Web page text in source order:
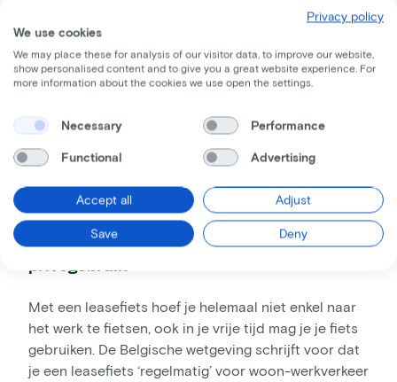
3. Een duurdere fiets voor minder geld
E-bikes nemen toe in populariteit. Dat zien wij ook:
werknemers voor een elektrische fiets op hun
de keuze van type en merk van fiets.Dat hoeft je
bovendien niet veel te kosten.
4. Voor woon-werkverkeer en voor
Met een leasefiets hoef je helemaal niet enkel naar
het werk te fietsen, ook in je vrije tijd mag je je fiets
gebruiken. De Belgische wetgeving schrijft voor dat
je een leasefiets ‘regelmatig’ voor woon-werkverkeer
Privacy policy
We use cookies
We may place these for analysis of our visitor data, to improve our website,
show personalised content and to give you a great website experience. For
more information about the cookies we use open the settings.
Necessary Performance
Functional Advertising
Accept all Adjust
Save Deny